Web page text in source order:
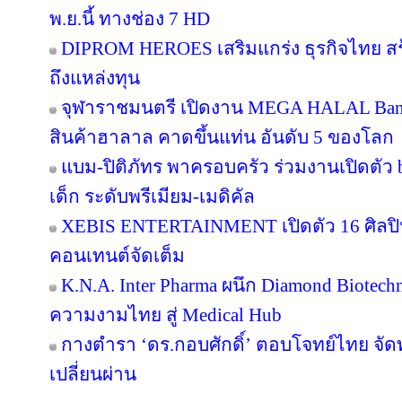
พ.ย.นี้ ทางช่อง 7 HD
DIPROM HEROES เสริมแกร่ง ธุรกิจไทย
ถึงแหล่งทุน
จุฬาราชมนตรี เปิดงาน MEGA HALAL
สินค้าฮาลาล คาดขึ้นแท่น อันดับ 5 ของโลก
แบม-ปิติภัทร พาครอบครัว ร่วมงานเปิดตัว
เด็ก ระดับพรีเมียม-เมดิคัล
XEBIS ENTERTAINMENT เปิดตัว 16 ศิ
คอนเทนต์จัดเต็ม
K.N.A. Inter Pharma ผนึก Diamond
ความงามไทย สู่ Medical Hub
กางตำรา ‘ดร.กอบศักดิ์’ ตอบโจทย์ไทย
เปลี่ยนผ่าน